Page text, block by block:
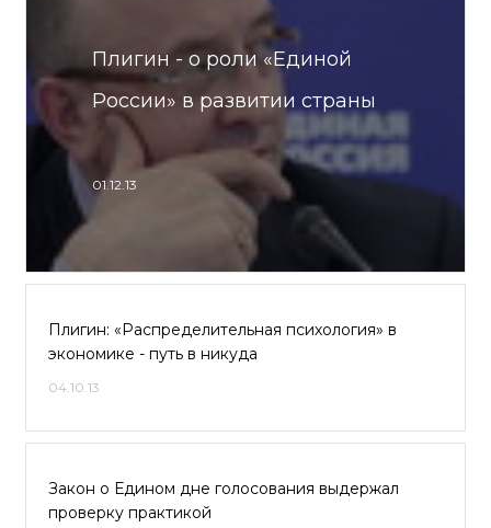
Плигин - о роли «Единой
России» в развитии страны
01.12.13
Плигин: «Распределительная психология» в
экономике - путь в никуда
04.10.13
Закон о Едином дне голосования выдержал
проверку практикой